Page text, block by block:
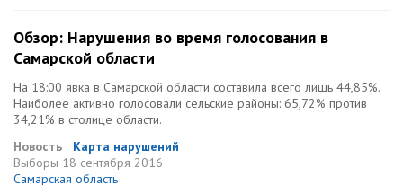
Обзор: Нарушения во время голосования в
Самарской области
На 18:00 явка в Самарской области составила всего лишь 44,85%.
Наиболее активно голосовали сельские районы: 65,72% против
34,21% в столице области.
Новость
Карта нарушений
Выборы 18 сентября 2016
Самарская область